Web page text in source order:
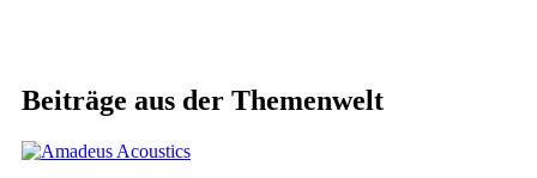
Beiträge aus der Themenwelt